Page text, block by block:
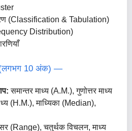
(Classification & Tabulation)
Distribution)
(लगभग 10 अंक) —
समान्तर माध्य (A.M.), गुणोत्तर माध्य
(H.M.), माध्यिका (Median),
(Range), चतुर्थक विचलन, माध्य